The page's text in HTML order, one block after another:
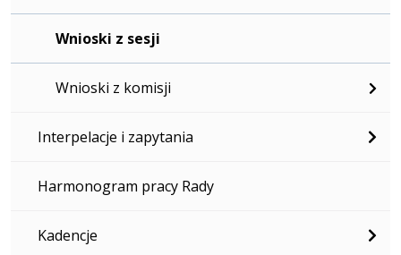
Wnioski z sesji
Wnioski z komisji
Interpelacje i zapytania
Harmonogram pracy Rady
Kadencje